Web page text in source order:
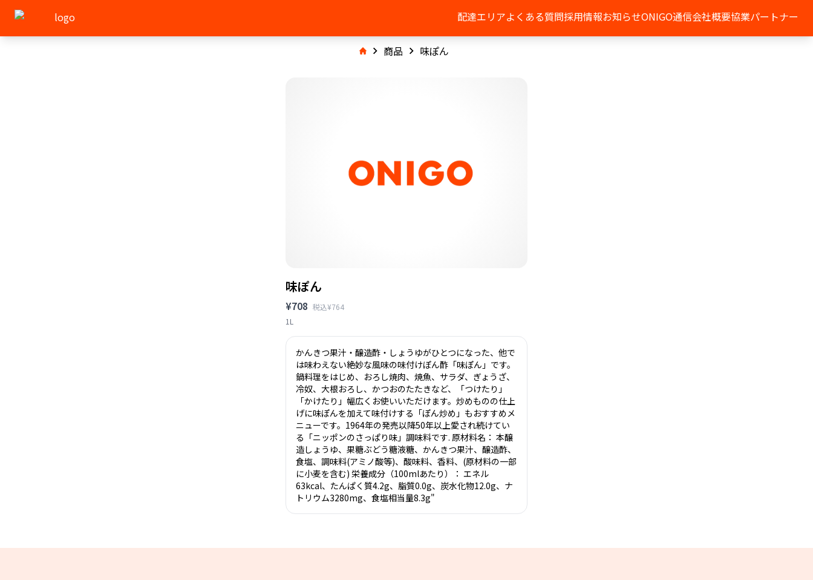
配達エリアよくある質問採用情報お知らせONIGO通信会社概要協業パートナー
商品 味ぽん
味ぽん
¥708 税込¥764
1L
かんきつ果汁・醸造酢・しょうゆがひとつになった、他で
は味わえない絶妙な風味の味付けぽん酢「味ぽん」です。
鍋料理をはじめ、おろし焼肉、焼魚、サラダ、ぎょうざ、
冷奴、大根おろし、かつおのたたきなど、「つけたり」
「かけたり」幅広くお使いいただけます。炒めものの仕上
げに味ぽんを加えて味付けする「ぽん炒め」もおすすめメ
ニューです。1964年の発売以降50年以上愛され続けてい
る「ニッポンのさっぱり味」調味料です. 原材料名： 本醸
造しょうゆ、果糖ぶどう糖液糖、かんきつ果汁、醸造酢、
食塩、調味料(アミノ酸等)、酸味料、香料、(原材料の一部
に小麦を含む) 栄養成分（100mlあたり）： エネル
63kcal、たんぱく質4.2g、脂質0.0g、炭水化物12.0g、ナ
トリウム3280mg、食塩相当量8.3g"